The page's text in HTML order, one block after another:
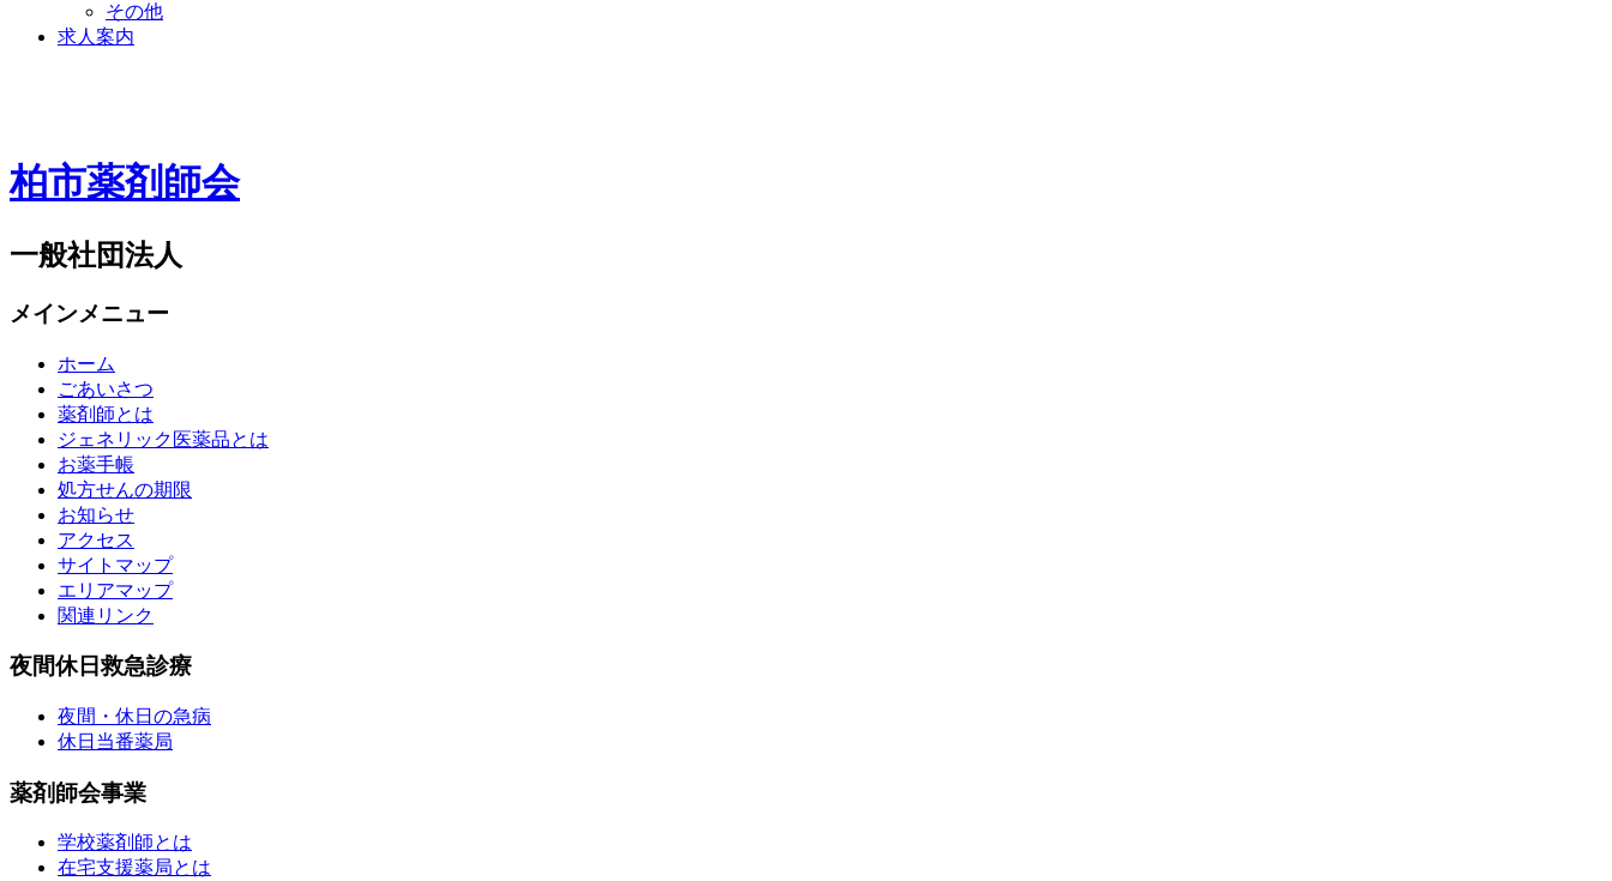
その他
求人案内
柏市薬剤師会
一般社団法人
メインメニュー
ホーム
ごあいさつ
薬剤師とは
ジェネリック医薬品とは
お薬手帳
処方せんの期限
お知らせ
アクセス
サイトマップ
エリアマップ
関連リンク
夜間休日救急診療
夜間・休日の急病
休日当番薬局
薬剤師会事業
学校薬剤師とは
在宅支援薬局とは